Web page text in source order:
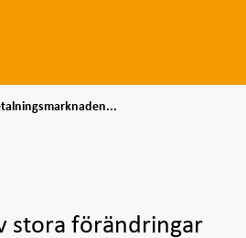
stora förändringar